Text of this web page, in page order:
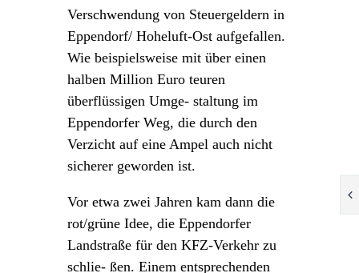
Verschwendung von Steuergeldern in
Eppendorf/ Hoheluft-Ost aufgefallen.
Wie beispielsweise mit über einen
halben Million Euro teuren
überflüssigen Umge- staltung im
Eppendorfer Weg, die durch den
Verzicht auf eine Ampel auch nicht
sicherer geworden ist.
Vor etwa zwei Jahren kam dann die
rot/grüne Idee, die Eppendorfer
Landstraße für den KFZ-Verkehr zu
schlie- ßen. Einem entsprechenden